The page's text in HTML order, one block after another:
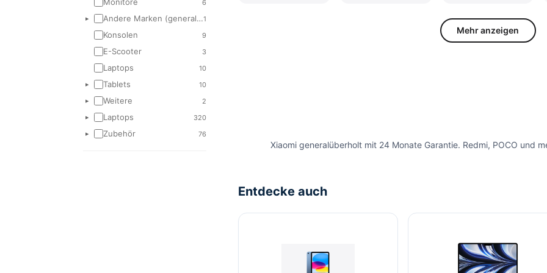
6
▸ Andere Marken (generalüberholt)1
Konsolen 9
E-Scooter 3
Laptops 10
▸ Tablets 10
▸ Weitere 2
▸ Laptops 320
▸ Zubehör 76
Mehr anzeigen
Xiaomi generalüberholt mit 24 Monate Garantie. Redmi, POCO und
Entdecke auch